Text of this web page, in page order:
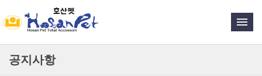
공지사항